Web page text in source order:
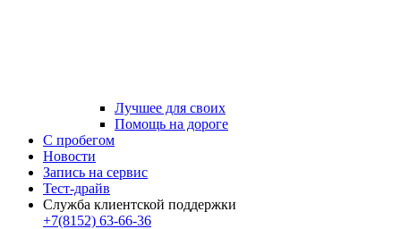
Лучшее для своих
Помощь на дороге
С пробегом
Новости
Запись на сервис
Тест-драйв
Служба клиентской поддержки
+7(8152) 63-66-36